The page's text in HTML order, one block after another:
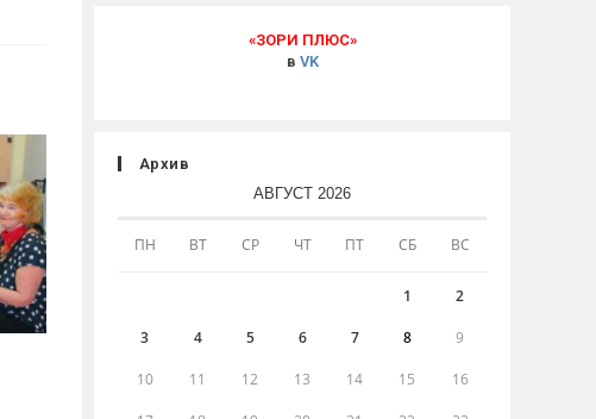
«ЗОРИ ПЛЮС»
в VK
Архив
АВГУСТ 2026
ПН ВТ СР ЧТ ПТ СБ ВС
1 2
3 4 5 6 7 8 9
10 11 12 13 14 15 16